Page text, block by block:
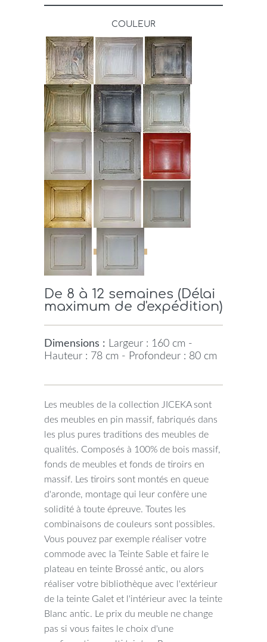
COULEUR
De 8 à 12 semaines (Délai
maximum de d'expédition)
Dimensions : Largeur : 160 cm -
Hauteur : 78 cm - Profondeur : 80 cm
Les meubles de la collection JICEKA sont
des meubles en pin massif, fabriqués dans
les plus pures traditions des meubles de
qualités. Composés à 100% de bois massif,
fonds de meubles et fonds de tiroirs en
massif. Les tiroirs sont montés en queue
d'aronde, montage qui leur confère une
solidité à toute épreuve. Toutes les
combinaisons de couleurs sont possibles.
Vous pouvez par exemple réaliser votre
commode avec la Teinte Sable et faire le
plateau en teinte Brossé antic, ou alors
réaliser votre bibliothèque avec l'extérieur
de la teinte Galet et l'intérieur avec la teinte
Blanc antic. Le prix du meuble ne change
pas si vous faites le choix d'une